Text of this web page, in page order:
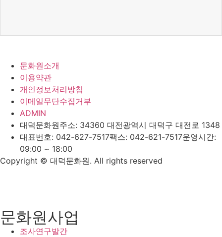
문화원소개
이용약관
개인정보처리방침
이메일무단수집거부
ADMIN
대덕문화원주소: 34360 대전광역시 대덕구 대전로 1348
대표번호: 042-627-7517팩스: 042-621-7517운영시간:
09:00 ~ 18:00
Copyright © 대덕문화원. All rights reserved
문화원사업
조사연구발간